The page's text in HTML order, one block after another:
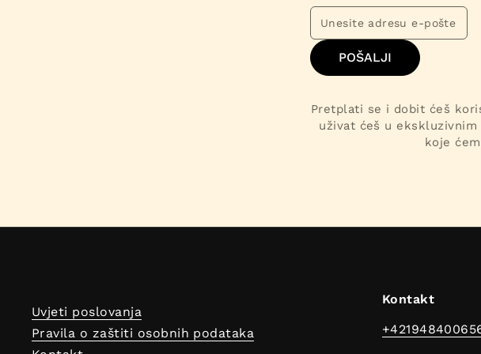
POŠALJI
Pretplati se i dobit ćeš
uživat ćeš u
koje
Uvjeti poslovanja
Pravila o zaštiti osobnih podataka
Kontakt